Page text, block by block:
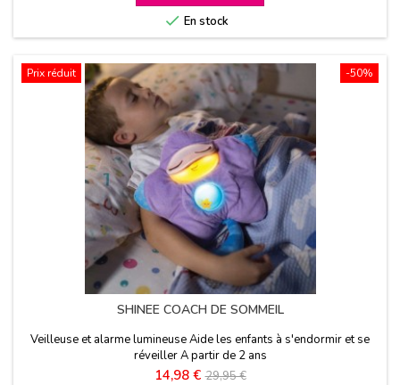
 En stock
-50%
Prix réduit
SHINEE COACH DE SOMMEIL
Veilleuse et alarme lumineuse Aide les enfants à s'endormir et se
réveiller A partir de 2 ans
Prix
14,98 € Prix
29,95 €